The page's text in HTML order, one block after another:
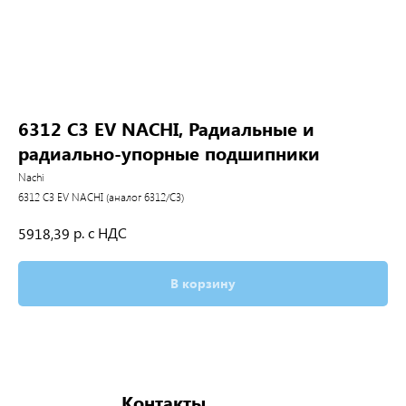
6312 C3 EV NACHI, Радиальные и
радиально-упорные подшипники
Nachi
6312 C3 EV NACHI (аналог 6312/C3)
5918,39 р. с НДС
В корзину